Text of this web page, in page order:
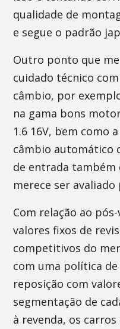
qualidade de
e segue o padrão
Outro ponto que
cuidado técnico
câmbio, por
na gama bons
1.6 16V, bem como
câmbio automático
de entrada também
merece ser
Com relação ao
valores fixos de
competitivos do
com uma política
reposição com
segmentação de
à revenda, os